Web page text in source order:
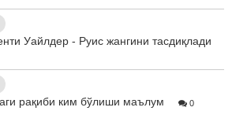
Уайлдер - Руис жангини тасдиқлади
рақиби ким бўлиши маълум
0